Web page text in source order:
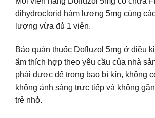
dihydroclorid hàm lượng 5mg cùng
lượng vừa đủ 1 viên.
Bảo quản thuốc Dofluzol 5mg ở điều
ẩm thích hợp theo yêu cầu của nhà
phải được để trong bao bì kín, không
không ánh sáng trực tiếp và không
trẻ nhỏ.